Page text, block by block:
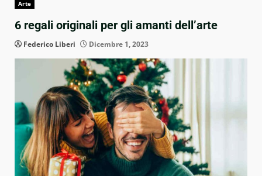
Arte
6 regali originali per gli amanti dell’arte
Federico Liberi Dicembre 1, 2023